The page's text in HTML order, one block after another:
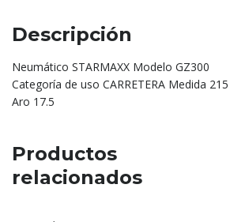
Descripción
Neumático STARMAXX Modelo GZ300
Categoría de uso CARRETERA Medida 215
Aro 17.5
Productos
relacionados